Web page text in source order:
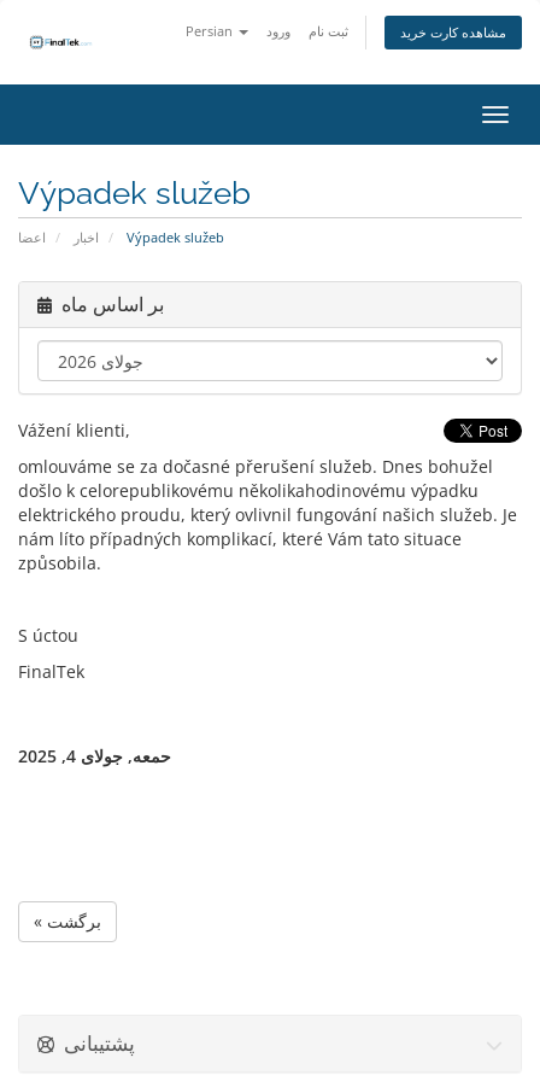
Persian ورود ثبت نام مشاهده کارت خرید
Výpadek služeb
اعضا اخبار Výpadek služeb
بر اساس ماه
Vážení klienti,
omlouváme se za dočasné přerušení služeb. Dnes bohužel
došlo k celorepublikovému několikahodinovému výpadku
elektrického proudu, který ovlivnil fungování našich služeb. Je
nám líto případných komplikací, které Vám tato situace
způsobila.
S úctou
FinalTek
حمعه, جولای 4, 2025
« برگشت
پشتیبانی